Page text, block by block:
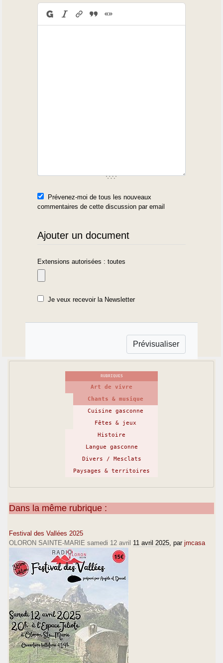
Prévenez-moi de tous les nouveaux
commentaires de cette discussion par email
Ajouter un document
Extensions autorisées : toutes
Je veux recevoir la Newsletter
RUBRIQUES
Art de vivre
Chants & musique
Cuisine gasconne
Fêtes & jeux
Histoire
Langue gasconne
Divers / Mesclats
Paysages & territoires
Dans la même rubrique :
Festival des Vallées 2025
OLORON SAINTE-MARIE samedi 12 avril 11 avril 2025 , par jmcasa